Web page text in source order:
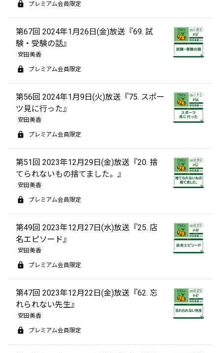
プレミアム会員限定
第67回 2024年1月26日(金)放送『69. 試
験・受験の話』
安田美香
プレミアム会員限定
第56回 2024年1月9日(火)放送『75. スポー
ツ見に行った』
安田美香
プレミアム会員限定
第51回 2023年12月29日(金)放送『20. 捨
てられないもの捨てました。』
安田美香
プレミアム会員限定
第49回 2023年12月27日(水)放送『25. 店
名エピソード』
安田美香
プレミアム会員限定
第47回 2023年12月22日(金)放送『62. 忘
れられない先生』
安田美香
プレミアム会員限定